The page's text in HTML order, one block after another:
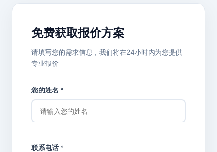
免费获取报价方案
请填写您的需求信息，我们将在24小时内为您提供
专业报价
您的姓名 *
联系电话 *